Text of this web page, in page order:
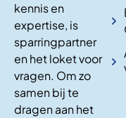
kennis en
expertise, is
sparringpartner
en het loket voor
vragen. Om zo
samen bij te
dragen aan het